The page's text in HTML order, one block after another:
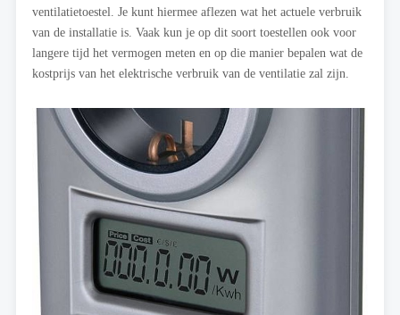
ventilatietoestel. Je kunt hiermee aflezen wat het actuele verbruik
van de installatie is. Vaak kun je op dit soort toestellen ook voor
langere tijd het vermogen meten en op die manier bepalen wat de
kostprijs van het elektrische verbruik van de ventilatie zal zijn.